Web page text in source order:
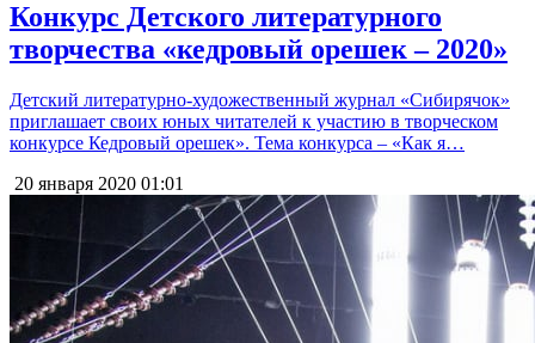
Конкурс Детского литературного
творчества «кедровый орешек – 2020»
Детский литературно-художественный журнал «Сибирячок»
приглашает своих юных читателей к участию в творческом
конкурсе Кедровый орешек». Тема конкурса – «Как я…
20 января 2020 01:01